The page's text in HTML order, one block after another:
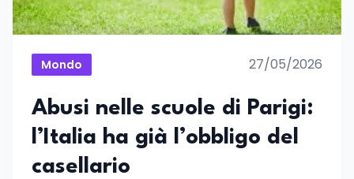
Mondo 27/05/2026
Abusi nelle scuole di Parigi:
l’Italia ha già l’obbligo del
casellario